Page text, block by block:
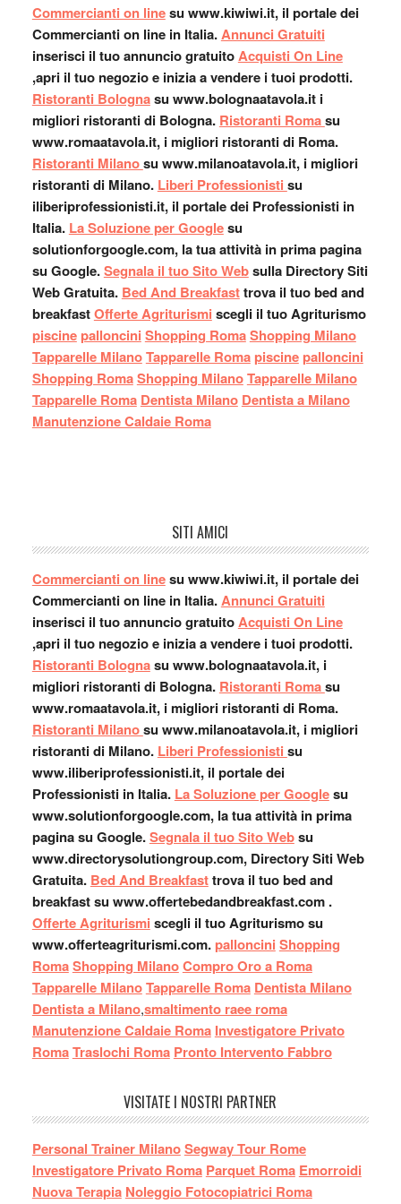
Commercianti on linesu www.kiwiwi.it, il portale dei
Commercianti on line in Italia.Annunci Gratuiti
inserisci il tuo annuncio gratuitoAcquisti On Line
,apri il tuo negozio e inizia a vendere i tuoi prodotti.
Ristoranti Bolognasu www.bolognaatavola.it i
migliori ristoranti di Bologna. Ristoranti Romasu
www.romaatavola.it, i migliori ristoranti di Roma.
Ristoranti Milanosu www.milanoatavola.it, i migliori
ristoranti di Milano. Liberi Professionisti su
iliberiprofessionisti.it, il portale dei Professionisti in
Italia. La Soluzione per Googlesu
solutionforgoogle.com, la tua attività in prima pagina
su Google.Segnala il tuo Sito Websulla Directory Siti
Web Gratuita. Bed And Breakfasttrova il tuo bed and
breakfastOfferte Agriturismi scegli il tuo Agriturismo
piscine palloncini Shopping RomaShopping Milano
Tapparelle MilanoTapparelle Roma piscine palloncini
Shopping RomaShopping MilanoTapparelle Milano
Tapparelle Roma Dentista Milano Dentista a Milano
Manutenzione Caldaie Roma
SITI AMICI
Commercianti on linesu www.kiwiwi.it, il portale dei
Commercianti on line in Italia.Annunci Gratuiti
inserisci il tuo annuncio gratuitoAcquisti On Line
,apri il tuo negozio e inizia a vendere i tuoi prodotti.
Ristoranti Bolognasu www.bolognaatavola.it, i
migliori ristoranti di Bologna. Ristoranti Romasu
www.romaatavola.it, i migliori ristoranti di Roma.
Ristoranti Milanosu www.milanoatavola.it, i migliori
ristoranti di Milano. Liberi Professionisti su
www.iliberiprofessionisti.it, il portale dei
Professionisti in Italia. La Soluzione per Googlesu
www.solutionforgoogle.com, la tua attività in prima
pagina su Google.Segnala il tuo Sito Websu
www.directorysolutiongroup.com, Directory Siti Web
Gratuita. Bed And Breakfasttrova il tuo bed and
breakfast su www.offertebedandbreakfast.com .
Offerte Agriturismi scegli il tuo Agriturismo su
www.offerteagriturismi.com. palloncini Shopping
RomaShopping MilanoCompro Oro a Roma
Tapparelle MilanoTapparelle Roma Dentista Milano
Dentista a Milano,smaltimento raee roma
Manutenzione Caldaie Roma Investigatore Privato
RomaTraslochi Roma Pronto Intervento Fabbro
VISITATE I NOSTRI PARTNER
Personal Trainer MilanoSegway Tour Rome
Investigatore Privato Roma Parquet Roma Emorroidi
Nuova Terapia Noleggio Fotocopiatrici Roma